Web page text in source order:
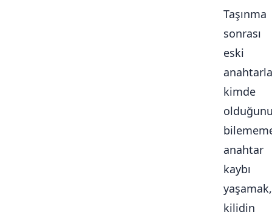
Taşınma
sonrası
eski
kimde
anahtar
kaybı
yaşamak,
kilidin